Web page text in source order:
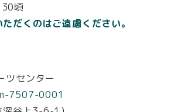
頃
だくのはご遠慮ください。
ツセンター
7507-0001